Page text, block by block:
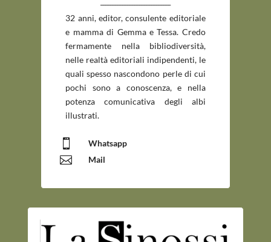
32 anni, editor, consulente editoriale
e mamma di Gemma e Tessa. Credo
fermamente nella bibliodiversità,
nelle realtà editoriali indipendenti, le
quali spesso nascondono perle di cui
pochi sono a conoscenza, e nella
potenza comunicativa degli albi
illustrati.
 Whatsapp
 Mail